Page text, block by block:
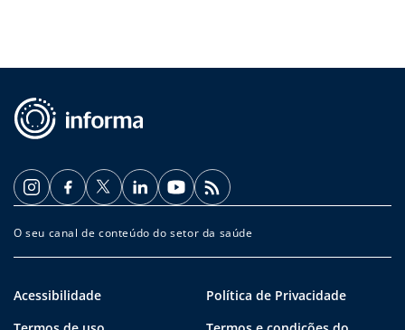
O seu canal de conteúdo do setor da saúde
Acessibilidade
Política de Privacidade